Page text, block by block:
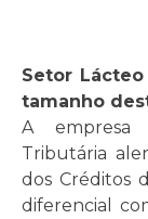
Setor Lácteo
tamanho
A empresa
Tributária
dos Créditos
diferencial